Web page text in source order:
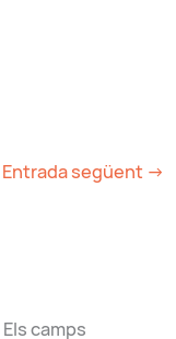
Entrada següent →
Els camps